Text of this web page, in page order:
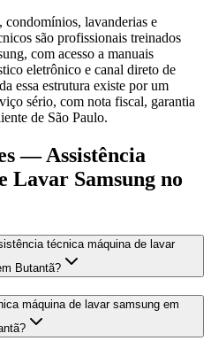
condomínios, lavanderias e
são profissionais treinados
com acesso a manuais
eletrônico e canal direto de
essa estrutura existe por um
sério, com nota fiscal, garantia
de São Paulo.
—Assistência
Lavar Samsung no
técnica máquina de lavar
Butantã?
máquina de lavar samsung em